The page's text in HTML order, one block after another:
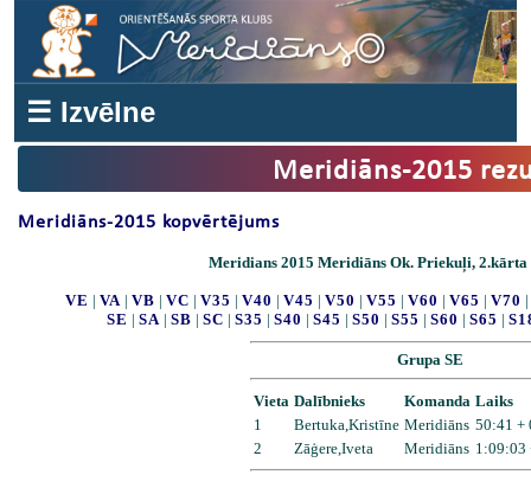
☰ Izvēlne
Meridiāns-2015
Meridiāns-2015 kopvērtējums
Meridians 2015 Meridiāns Ok. Priekuļi, 2.kārta
VE | VA | VB | VC | V35 | V40 | V45 | V50 | V55 | V60 | V65 | V70 |
SE | SA| SB | SC | S35 | S40 | S45 | S50 | S55 | S60 | S65 |
Grupa SE
Vieta Dalībnieks Komanda Laiks
1
Bertuka,Kristīne Meridiāns 50:41 +
2
Zāģere,Iveta Meridiāns 1:09:03